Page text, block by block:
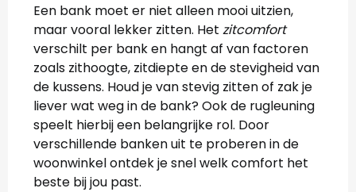
Een bank moet er niet alleen mooi uitzien,
maar vooral lekker zitten. Het zitcomfort
verschilt per bank en hangt af van factoren
zoals zithoogte, zitdiepte en de stevigheid van
de kussens. Houd je van stevig zitten of zak je
liever wat weg in de bank? Ook de rugleuning
speelt hierbij een belangrijke rol. Door
verschillende banken uit te proberen in de
woonwinkel ontdek je snel welk comfort het
beste bij jou past.